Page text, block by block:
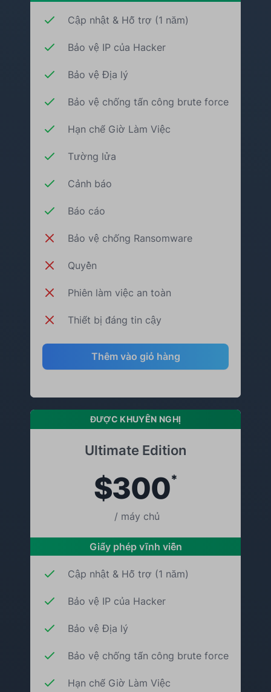
Cập nhật & Hỗ trợ (1 năm)
Bảo vệ IP của Hacker
Bảo vệ Địa lý
Bảo vệ chống tấn công brute force
Hạn chế Giờ Làm Việc
Tường lửa
Cảnh báo
Báo cáo
Bảo vệ chống Ransomware
Quyền
Phiên làm việc an toàn
Thiết bị đáng tin cậy
Thêm vào giỏ hàng
ĐƯỢC KHUYẾN NGHỊ
Ultimate Edition
$300*
/ máy chủ
Giấy phép vĩnh viễn
Cập nhật & Hỗ trợ (1 năm)
Bảo vệ IP của Hacker
Bảo vệ Địa lý
Bảo vệ chống tấn công brute force
Hạn chế Giờ Làm Việc